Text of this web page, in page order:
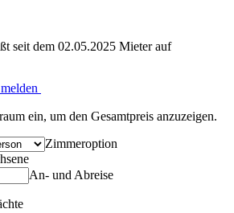
seit dem 02.05.2025 Mieter auf
ein, um den Gesamtpreis anzuzeigen.
Zimmeroption
An- und Abreise